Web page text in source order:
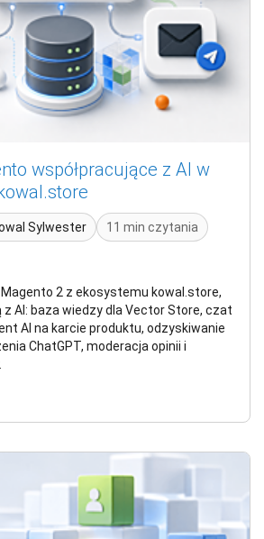
współpracujące z AI w
Sylwester
11 min czytania
Magento 2 z ekosystemu kowal.store,
z AI: baza wiedzy dla Vector Store, czat
AI na karcie produktu, odzyskiwanie
ChatGPT, moderacja opinii i